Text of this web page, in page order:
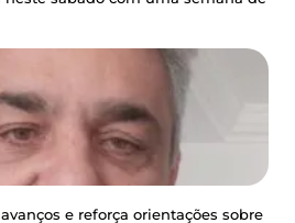
e reforça orientações sobre